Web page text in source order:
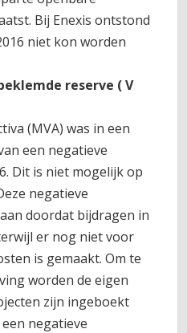
Bij Enexis ontstond
niet kon worden
reserve ( V
(MVA) was in een
een negatieve
Dit is niet mogelijk op
negatieve
doordat bijdragen in
er nog niet voor
is gemaakt. Om te
worden de eigen
zijn ingeboekt
negatieve